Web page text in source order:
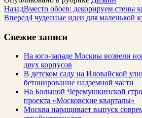
НазадВместо обоев: декорируем стены
Вперед4 чудесные идеи для маленькой
Свежие записи
На юго-западе Москвы возвели
двух корпусов
В детском саду на Иловайской
бетонирование надземной части
На Большой Черемушкинской
проекта «Московские кварталы»
Москва наращивает выпуск